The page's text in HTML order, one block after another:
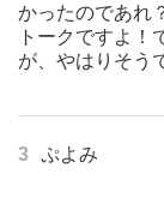
かったのであれ
トークですよ！
が、やはりそう
3 ぷよみ